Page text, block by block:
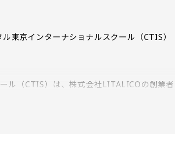
東京インターナショナルスクール（CTIS）
ル（CTIS）は、株式会社LITALICOの創業者
50社に出資する佐藤崇弘（さとうたかひろ）
クールです。変化する社会の中で活躍できる